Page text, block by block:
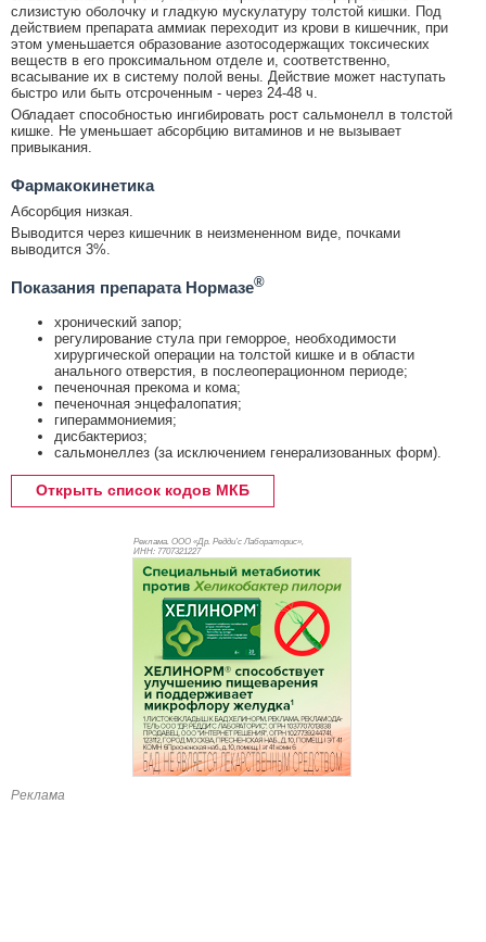
слизистую оболочку и гладкую мускулатуру толстой кишки. Под
действием препарата аммиак переходит из крови в кишечник, при
этом уменьшается образование азотосодержащих токсических
веществ в его проксимальном отделе и, соответственно,
всасывание их в систему полой вены. Действие может наступать
быстро или быть отсроченным - через 24-48 ч.
Обладает способностью ингибировать рост сальмонелл в толстой
кишке. Не уменьшает абсорбцию витаминов и не вызывает
привыкания.
Фармакокинетика
Абсорбция низкая.
Выводится через кишечник в неизмененном виде, почками
выводится 3%.
Показания препарата Нормазе®
хронический запор;
регулирование стула при геморрое, необходимости
хирургической операции на толстой кишке и в области
анального отверстия, в послеоперационном периоде;
печеночная прекома и кома;
печеночная энцефалопатия;
гипераммониемия;
дисбактериоз;
сальмонеллез (за исключением генерализованных форм).
Открыть список кодов МКБ
Реклама. ООО «Др. Редди’с Лабораторис»,
ИНН: 7707321227
Реклама